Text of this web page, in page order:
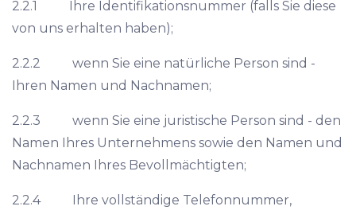
2.2.1 Ihre Identifikationsnummer (falls Sie diese
von uns erhalten haben);
2.2.2 wenn Sie eine natürliche Person sind -
Ihren Namen und Nachnamen;
2.2.3 wenn Sie eine juristische Person sind - den
Namen Ihres Unternehmens sowie den Namen und
Nachnamen Ihres Bevollmächtigten;
2.2.4 Ihre vollständige Telefonnummer,